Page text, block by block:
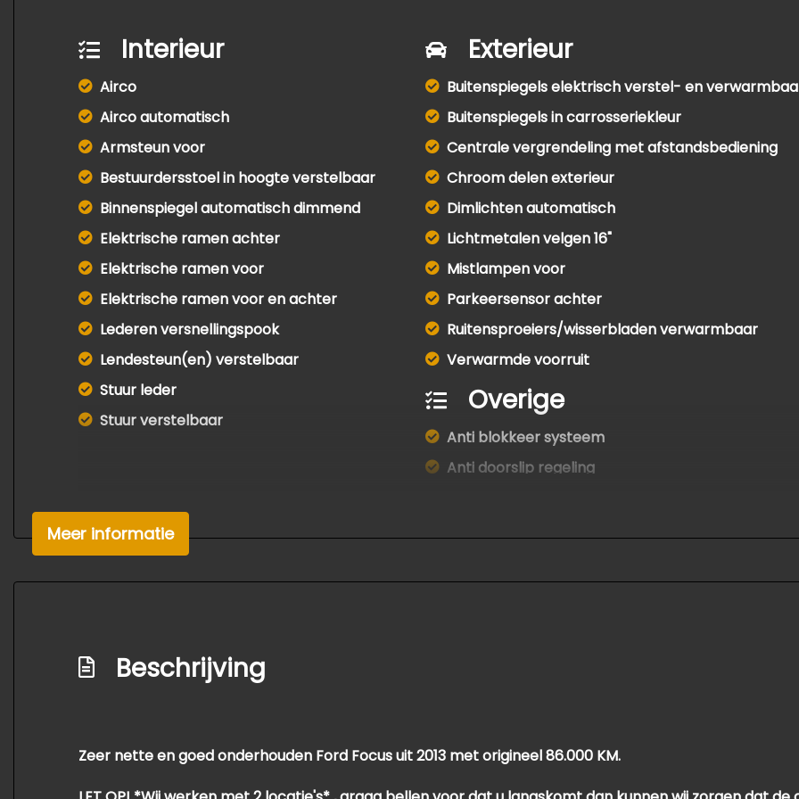
Interieur
Airco
Airco automatisch
Armsteun voor
Bestuurdersstoel in hoogte verstelbaar
Binnenspiegel automatisch dimmend
Elektrische ramen achter
Elektrische ramen voor
Elektrische ramen voor en achter
Lederen versnellingspook
Lendesteun(en) verstelbaar
Stuur leder
Stuur verstelbaar
Exterieur
Buitenspiegels elektrisch verstel- en
Buitenspiegels in carrosseriekleur
Centrale vergrendeling met afstandsbediening
Chroom delen exterieur
Dimlichten automatisch
Lichtmetalen velgen 16"
Mistlampen voor
Parkeersensor achter
Ruitensproeiers/wisserbladen verwarmbaar
Verwarmde voorruit
Overige
Anti blokkeer systeem
Anti doorslip regeling
Hoofd airbag(s) voor
Meer informatie
Beschrijving
Zeer nette en goed onderhouden Ford Focus uit 2013 met origineel 86.000 KM.